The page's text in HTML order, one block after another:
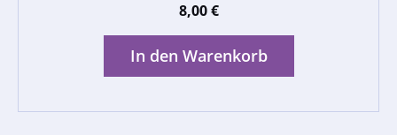
8,00€
In den Warenkorb